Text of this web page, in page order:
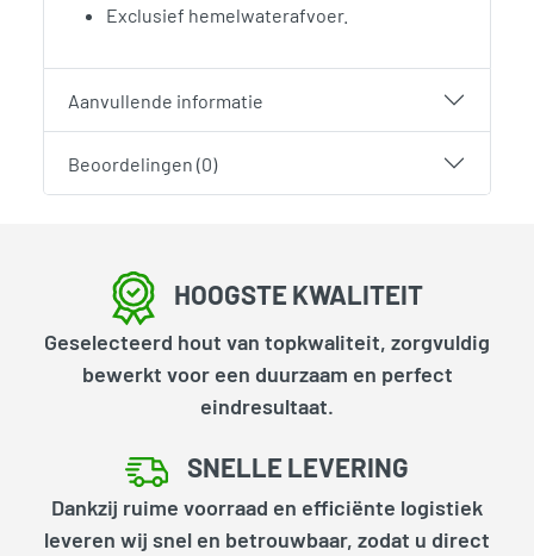
Exclusief hemelwaterafvoer.
Aanvullende informatie
Beoordelingen (0)
HOOGSTE KWALITEIT
Geselecteerd hout van topkwaliteit, zorgvuldig
bewerkt voor een duurzaam en perfect
eindresultaat.
SNELLE LEVERING
Dankzij ruime voorraad en efficiënte logistiek
leveren wij snel en betrouwbaar, zodat u direct